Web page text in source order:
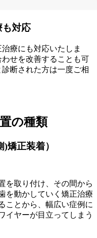
も対応
療にも対応いたしま
せを改善することも可
断された方は一度ご相
の種類
矯正装着）
を取り付け、その間から
を動かしていく矯正治療
ことから、幅広い症例に
イヤーが目立ってしまう